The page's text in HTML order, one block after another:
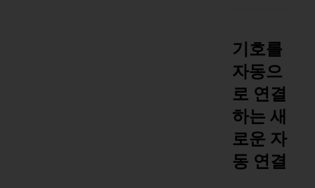
기호를
자동으
로 연결
하는 새
로운 자
동 연결